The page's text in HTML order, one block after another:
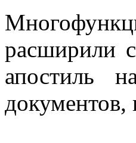
расширили
апостиль
документов,